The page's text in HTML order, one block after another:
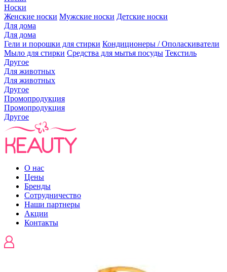
Носки
Женские носки Мужские носки Детские носки
Для дома
Для дома
Гели и порошки для стирки Кондиционеры / Ополаскиватели
Мыло для стирки Средства для мытья посуды Текстиль
Другое
Для животных
Для животных
Другое
Промопродукция
Промопродукция
Другое
О нас
Цены
Бренды
Сотрудничество
Наши партнеры
Акции
Контакты